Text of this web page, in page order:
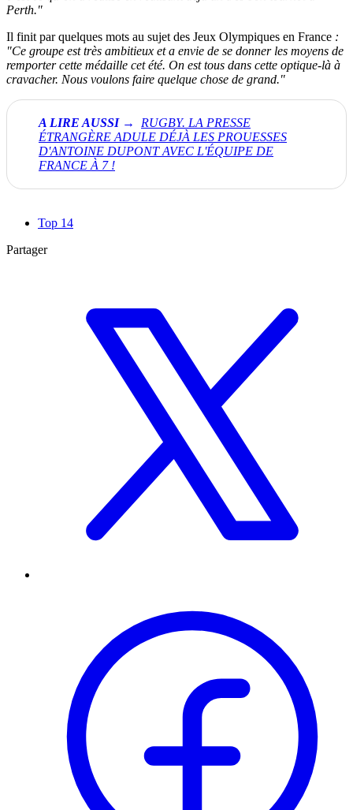
Perth."
Il finit par quelques mots au sujet des Jeux Olympiques en France :
"Ce groupe est très ambitieux et a envie de se donner les moyens de
remporter cette médaille cet été. On est tous dans cette optique-là à
cravacher. Nous voulons faire quelque chose de grand."
RUGBY. LA PRESSE
ÉTRANGÈRE ADULE DÉJÀ LES PROUESSES
D'ANTOINE DUPONT AVEC L'ÉQUIPE DE
FRANCE À 7 !
Top 14
Partager